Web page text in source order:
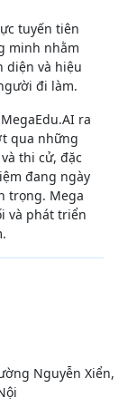
tuyến tiên
minh nhằm
diện và hiệu
đi làm.
ra
qua những
thi cử, đặc
đang ngày
trọng. Mega
và phát triển
Nguyễn Xiển,